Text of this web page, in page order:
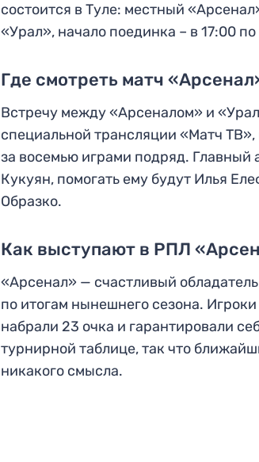
состоится в Туле: местный
«Урал», начало поединка – в 17:00
Где смотреть матч
Встречу между «Арсеналом» и
специальной трансляции «Матч ТВ»,
за восемью играми подряд. Главный
Кукуян, помогать ему будут Илья
Образко.
Как выступают в РПЛ
«Арсенал» — счастливый
по итогам нынешнего сезона.
набрали 23 очка и гарантировали
турнирной таблице, так что
никакого смысла.